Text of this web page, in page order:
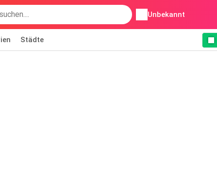
Unbekannt
Städte